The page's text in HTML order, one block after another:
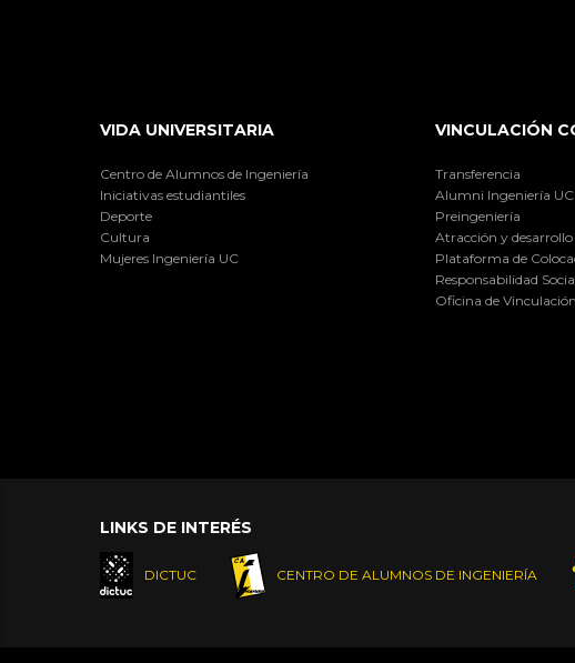
VIDA UNIVERSITARIA
Centro de Alumnos de Ingeniería
Iniciativas estudiantiles
Deporte
Cultura
Mujeres Ingeniería UC
VINCULACIÓN
Transferencia
Alumni Ingeniería UC
Preingeniería
Atracción y
Plataforma de
Responsabilidad
Oficina de
LINKS DE INTERÉS
DICTUC CENTRO DE ALUMNOS DE INGENIERÍA